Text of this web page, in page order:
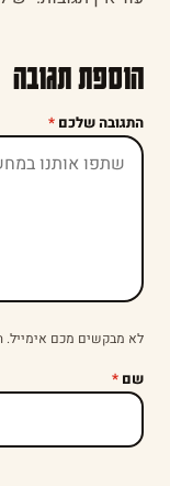
הוספת תגובה
התגובה שלכם *
לא מבקשים מכם אימייל.
שם *